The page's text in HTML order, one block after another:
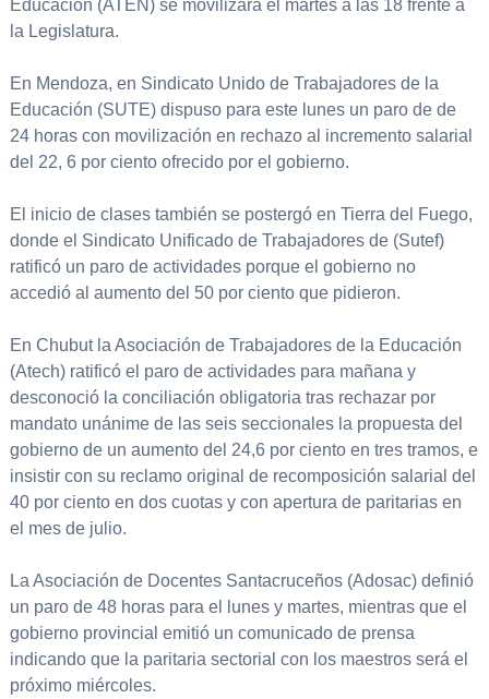
Educación (ATEN) se movilizará el martes a las 18 frente a
la Legislatura.
En Mendoza, en Sindicato Unido de Trabajadores de la
Educación (SUTE) dispuso para este lunes un paro de de
24 horas con movilización en rechazo al incremento salarial
del 22, 6 por ciento ofrecido por el gobierno.
El inicio de clases también se postergó en Tierra del Fuego,
donde el Sindicato Unificado de Trabajadores de (Sutef)
ratificó un paro de actividades porque el gobierno no
accedió al aumento del 50 por ciento que pidieron.
En Chubut la Asociación de Trabajadores de la Educación
(Atech) ratificó el paro de actividades para mañana y
desconoció la conciliación obligatoria tras rechazar por
mandato unánime de las seis seccionales la propuesta del
gobierno de un aumento del 24,6 por ciento en tres tramos, e
insistir con su reclamo original de recomposición salarial del
40 por ciento en dos cuotas y con apertura de paritarias en
el mes de julio.
La Asociación de Docentes Santacruceños (Adosac) definió
un paro de 48 horas para el lunes y martes, mientras que el
gobierno provincial emitió un comunicado de prensa
indicando que la paritaria sectorial con los maestros será el
próximo miércoles.